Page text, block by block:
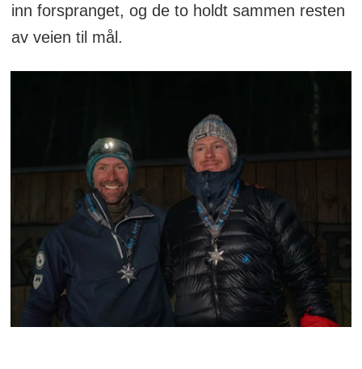
inn forspranget, og de to holdt sammen resten
av veien til mål.